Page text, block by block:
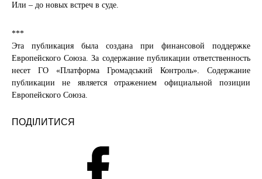
Или – до новых встреч в суде.
***
Эта публикация была создана при финансовой поддержке
Европейского Союза. За содержание публикации ответственность
несет ГО «Платформа Громадський Контроль». Содержание
публикации не является отражением официальной позиции
Европейского Союза.
ПОДІЛИТИСЯ